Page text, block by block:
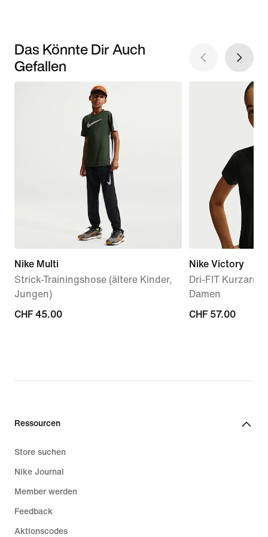
Das Könnte Dir Auch
Gefallen
Nike Multi
Strick-Trainingshose (ältere Kinder,
Jungen)
CHF 45.00
CHF 45.00
Nike Victory
Dri-FIT
Damen
CHF 57.00
CHF 57.00
Ressourcen
Store suchen
Nike Journal
Member werden
Feedback
Aktionscodes